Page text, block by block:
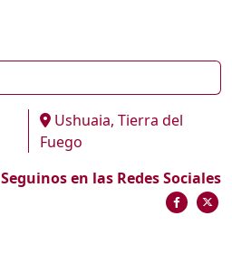
Ushuaia, Tierra del
Fuego
Seguinos en las Redes Sociales